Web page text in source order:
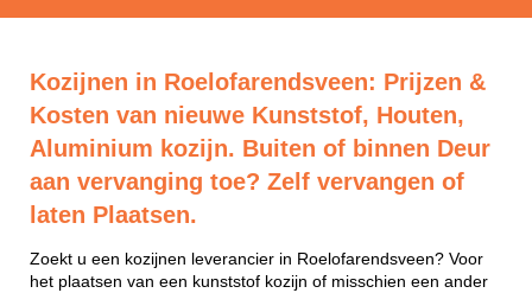
Kozijnen in Roelofarendsveen: Prijzen &
Kosten van nieuwe Kunststof, Houten,
Aluminium kozijn. Buiten of binnen Deur
aan vervanging toe? Zelf vervangen of
laten Plaatsen.
Zoekt u een kozijnen leverancier in Roelofarendsveen? Voor
het plaatsen van een kunststof kozijn of misschien een ander